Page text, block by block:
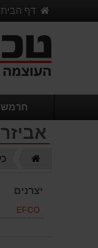
דף הבית
יצרנים
EFCO